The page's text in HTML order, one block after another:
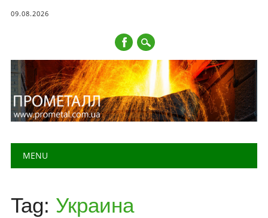
09.08.2026
Main menu
MENU
Tag: Украина